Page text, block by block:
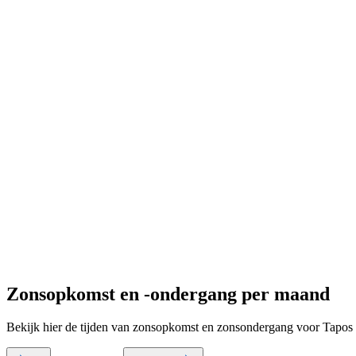
Zonsopkomst en -ondergang per maand
Bekijk hier de tijden van zonsopkomst en zonsondergang voor